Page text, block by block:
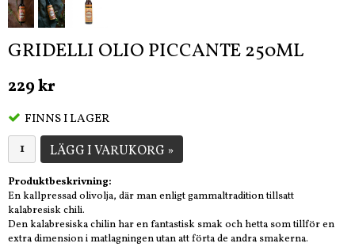
GRIDELLI OLIO PICCANTE 250ML
229 kr
FINNS I LAGER
LÄGG I VARUKORG »
Produktbeskrivning:
En kallpressad olivolja, där man enligt gammaltradition tillsatt
kalabresisk chili.
Den kalabresiska chilin har en fantastisk smak och hetta som tillför en
extra dimension i matlagningen utan att förta de andra smakerna.